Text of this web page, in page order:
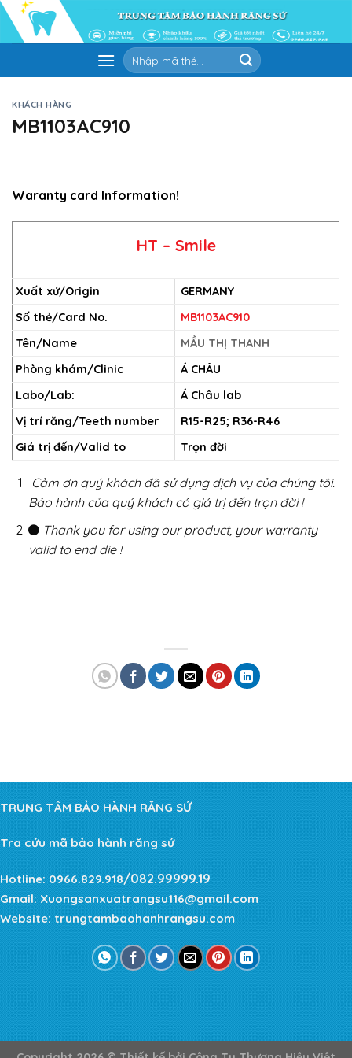
Skip
content
Tìm
kiếm:
KHÁCH HÀNG
MB1103AC910
Waranty card Information!
HT – Smile
Xuất xứ/Origin
GERMANY
Số thẻ/Card No.
MB1103AC910
Tên/Name
MẦU THỊ THANH
Phòng khám/Clinic
Á CHÂU
Labo/Lab:
Á Châu lab
Vị trí răng/Teeth number
R15-R25; R36-R46
Giá trị đến/Valid to
Trọn đời
Cảm ơn quý khách đã sử dụng dịch vụ của chúng tôi.
Bảo hành của quý khách có giá trị đến trọn đời !
Thank you for using our product, your warranty
valid to end die !
TRUNG TÂM BẢO HÀNH RĂNG SỨ
Tra cứu mã bảo hành răng sứ
Hotline: 0966.829.918/082.99999.19
Gmail: Xuongsanxuatrangsu116@gmail.com
Website: trungtambaohanhrangsu.com